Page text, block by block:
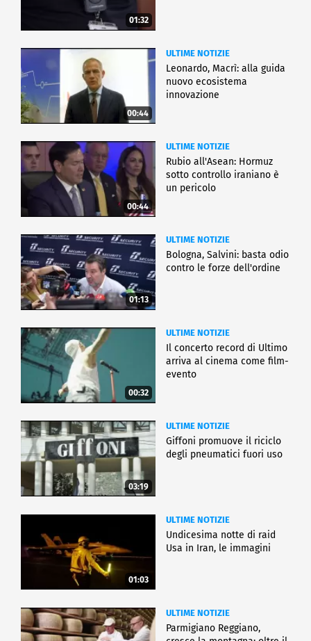
01:32
00:44
ULTIME NOTIZIE
Leonardo, Macrì: alla guida
nuovo ecosistema
innovazione
00:44
ULTIME NOTIZIE
Rubio all'Asean: Hormuz
sotto controllo iraniano è
un pericolo
01:13
ULTIME NOTIZIE
Bologna, Salvini: basta odio
contro le forze dell'ordine
00:32
ULTIME NOTIZIE
Il concerto record di Ultimo
arriva al cinema come film-
evento
03:19
ULTIME NOTIZIE
Giffoni promuove il riciclo
degli pneumatici fuori uso
01:03
ULTIME NOTIZIE
Undicesima notte di raid
Usa in Iran, le immagini
ULTIME NOTIZIE
Parmigiano Reggiano,